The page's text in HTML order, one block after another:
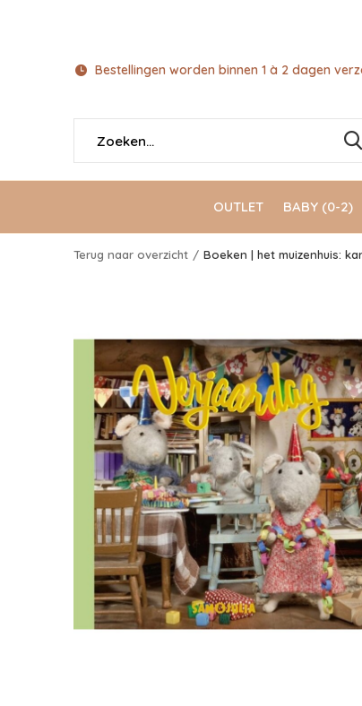
OUTLET BABY (0-2)
Bestellingen worden binnen 1 à 2 dagen
Terug naar overzicht Boeken | het muizenhuis: